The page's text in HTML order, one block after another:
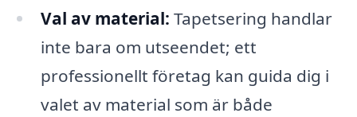
Val av material: Tapetsering handlar
inte bara om utseendet; ett
professionellt företag kan guida dig i
valet av material som är både